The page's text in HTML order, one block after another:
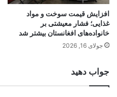
افزایش قیمت سوخت و مواد
غذایی؛ فشار معیشتی بر
خانواده‌های افغانستان بیشتر شد
جولای 16, 2026
جواب دهید